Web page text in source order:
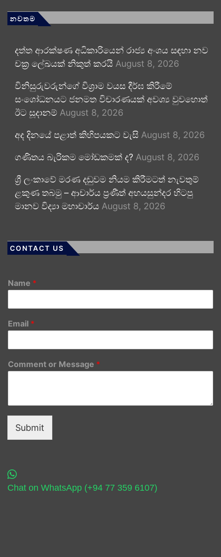
නවතම
දත්ත ආරක්ෂණ අධිකාරියෙන් රාජ්‍ය අංශය සඳහා නව
චක්‍ර ලේඛයක් නිකුත් කරයි August 8, 2026
විනිසුරුවරුන්ගේ විශ්‍රාම වයස දීර්ඝ කිරීමේ
සංශෝධනයට ජනමත විචාරණයක් අවශ්‍ය වුවහොත්
ඊට සූදානම් August 8, 2026
අද දිනයේ පළාත් කිහිපයකට වැසි August 8, 2026
ගණිතය බැරිකම මෝඩකමක් ද? August 8, 2026
ශ්‍රී ලංකාවේ මරණ දඬුවම නියම කිරීමටත් නැවතුම්
ළකුණ තබමු – ආචාර්ය ප්‍රණීත් අභයසුන්දර හිටපු
මානව විද්‍යා මහාචාර්ය August 8, 2026
CONTACT US
Name *
Email *
Comment or Message *
Submit
Chat on WhatsApp (+94 77 359 6107)